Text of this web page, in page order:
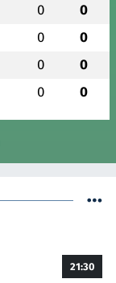
0 0
0 0
0 0
0 0
21:30